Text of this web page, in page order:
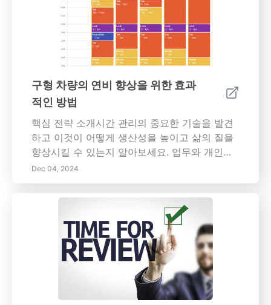
지할 수 있는 방법과 연료 소비를 줄이는 데 있어
운전 스타일의 역할을 배우십시오. 매끄러운 주
행 기술을 채택하고, 무게를 최소화하며, 연료 유
형을 이해하는 것은 상당한 절약과 더 건강한 차
량으로 이어질 수 있습니다. 과도한 무게가 연료
경제성에 미치는 영향과 최신 기술 업그레이드
의 이점에 대해 설명하는 이 종합 가이드는 모든
운전자를 위한 실용적인 팁을 제공합니다. 오늘
귀하의 차량의 내구성과 효율성에 투자하십시오.
최적의 유지 관리 방법을 받아들이고 연료 경제
성을 개선하여 비용 효율적이고 환경 친화적인
운전 경험을 즐기십시오.
구형 차량의 연비 향상을 위한 효과
적인 방법
핵심 전략 소개시간 관리의 중요한 기술을 발견
하고 이것이 어떻게 생산성을 높이고 삶의 질을
향상시킬 수 있는지 알아보세요. 업무와 개인적
인 약속 사이의 균형을 찾는 데 도움이 되는 전략
을 배우고, 구형 차량의 연비 문제도 다뤄보세요.
당신이 배울 내용- 시간 관리 이해하기: 작업의
우선 순위를 정하는 것의 중요성과 포모도로 기
법 및 시간 차단과 같은 효과적인 시간 관리 기법
의 이점을 알아보세요.- 성공 전략: SMART 목표
설정 및 디지털 생산성 도구 활용과 같은 일상 생
활에서 시간 관리를 실행하기 위한 실행 가능한
팁을 살펴보세요.- 연비 인사이트: 운전 습관과
정기적인 차량 유지 관리가 연비 향상에 얼마나
Dec 04, 2024